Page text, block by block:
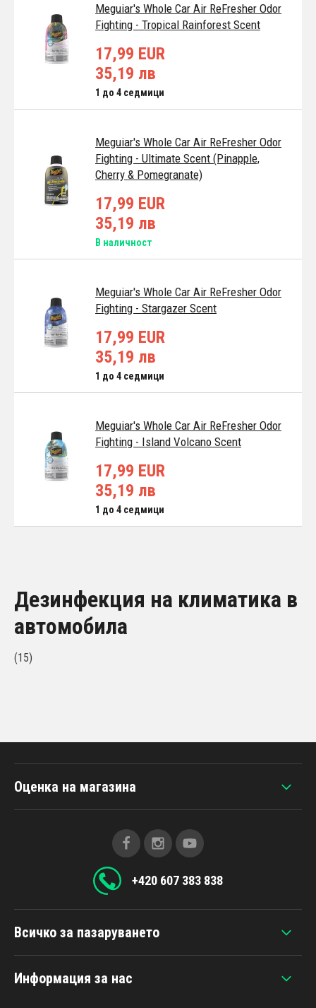
Meguiar's Whole Car Air ReFresher Odor
Fighting - Tropical Rainforest Scent
17,99 EUR
35,19 лв
1 до 4 седмици
Meguiar's Whole Car Air ReFresher Odor
Fighting - Ultimate Scent (Pinapple,
Cherry & Pomegranate)
17,99 EUR
35,19 лв
В наличност
Meguiar's Whole Car Air ReFresher Odor
Fighting - Stargazer Scent
17,99 EUR
35,19 лв
1 до 4 седмици
Meguiar's Whole Car Air ReFresher Odor
Fighting - Island Volcano Scent
17,99 EUR
35,19 лв
1 до 4 седмици
Дезинфекция на климатика в
автомобила
(15)
Всичко за пазаруването
Информация за нас
Оценка на магазина
+420 607 383 838